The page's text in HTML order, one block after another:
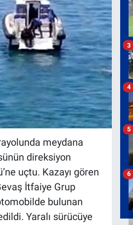
meydana
direksiyon
uçtu. Kazayı gören
İtfaiye Grup
bulunan
Yaralı sürücüye
3
4
5
6